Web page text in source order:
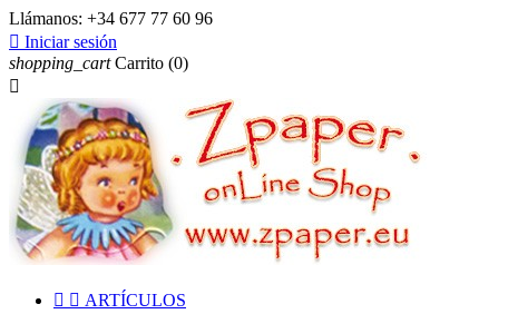
Llámanos: +34 677 77 60 96
 Iniciar sesión
shopping_cart Carrito (0)

  ARTÍCULOS